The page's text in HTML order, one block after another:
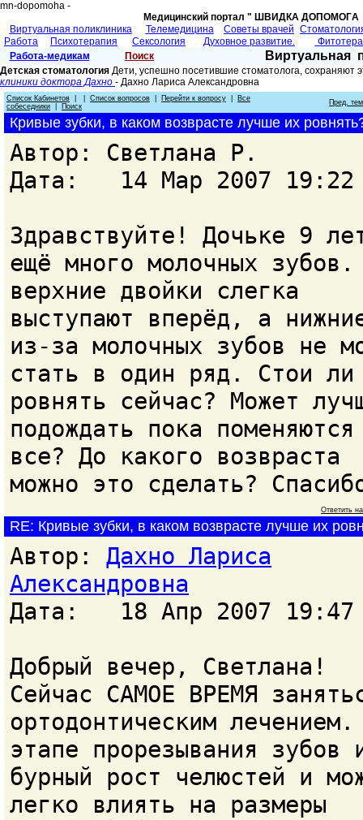
mn-dopomoha -
Медицинский портал " ШВИДКА
Виртуальная поликлиника
Телемедицина Советы врачей
Работа
Психотерапия Сексология Духовное развитие.
Работа-медикам
Поиск Виртуальная
Детская стоматология Дети, успешно посетившие стоматолога,
клиники доктора Дахно - Дахно Лариса Александровнa
Список Кабинетов Список вопросов Перейти к вопросу
Все
собеседники
Поиск Пред.
Кривые зубки, в каком возврасте лучше их
Автор: Светлана Р.
Дата: 14 Мар 2007 19:22
Здравствуйте! Дочьке 9
ещё много молочных зубов.
верхние двойки слегка
выступают вперёд, а
из-за молочных зубов не
стать в один ряд. Стои ли
ровнять сейчас? Может
подождать пока поменяются
все? До какого возвраста
можно это сделать?
Ответить
RE: Кривые зубки, в каком возврасте лучше их
Автор: Дахно Лариса
Александровна
Дата: 18 Апр 2007 19:47
Добрый вечер, Светлана!
Сейчас САМОЕ ВРЕМЯ
ортодонтическим
этапе прорезывания зубов
бурный рост челюстей и
легко влиять на размеры